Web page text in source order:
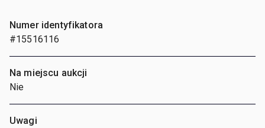
Numer identyfikatora
#15516116
Na miejscu aukcji
Nie
Uwagi